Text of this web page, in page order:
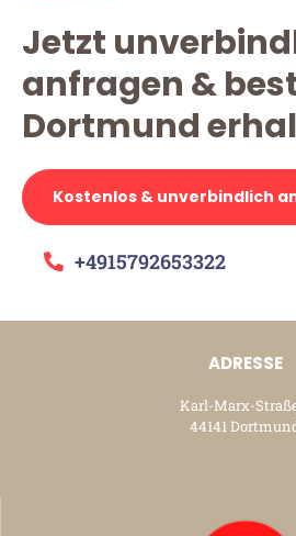
Jetzt
anfragen &
Dortmund
Kostenlos & unverbindlich
+4915792653322
ADRESSE
Karl-Marx-
44141